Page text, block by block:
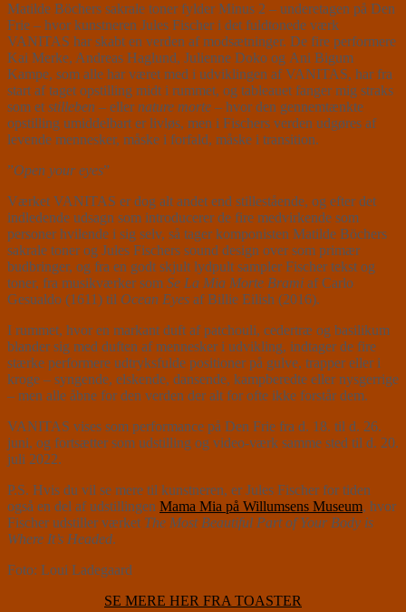
Matilde Böchers sakrale toner fylder Minus 2 – underetagen på Den
Frie – hvor kunstneren Jules Fischer i det fuldtonede værk
VANITAS har skabt en verden af modsætninger. De fire performere
Kai Merke, Andreas Haglund, Julienne Doko og Ani Bigum
Kampe, som alle har været med i udviklingen af VANITAS, har fra
start af taget opstilling midt i rummet, og tableauet fanger mig straks
som et stilleben – eller nature morte – hvor den gennemtænkte
opstilling umiddelbart er livløs, men i Fischers verden udgøres af
levende mennesker, måske i forfald, måske i transition.
”Open your eyes”
Værket VANITAS er dog alt andet end stillestående, og efter det
indledende udsagn som introducerer de fire medvirkende som
personer hvilende i sig selv, så tager komponisten Matilde Böchers
sakrale toner og Jules Fischers sound design over som primær
budbringer, og fra en godt skjult lydpult sampler Fischer tekst og
toner, fra musikværker som Se La Mia Morte Brami af Carlo
Gesualdo (1611) til Ocean Eyes af Billie Eilish (2016).
I rummet, hvor en markant duft af patchouli, cedertræ og basilikum
blander sig med duften af mennesker i udvikling, indtager de fire
stærke performere udtryksfulde positioner på gulve, trapper eller i
kroge – syngende, elskende, dansende, kampberedte eller nysgerrige
– men alle åbne for den verden der alt for ofte ikke forstår dem.
VANITAS vises som performance på Den Frie fra d. 18. til d. 26.
juni, og fortsætter som udstilling og video-værk samme sted til d. 20.
juli 2022.
P.S. Hvis du vil se mere til kunstneren, er Jules Fischer for tiden
også en del af udstillingen Mama Mia på Willumsens Museum, hvor
Fischer udstiller værket The Most Beautiful Part of Your Body is
Where It’s Headed.
Foto: Loui Ladegaard
SE MERE HER FRA TOASTER